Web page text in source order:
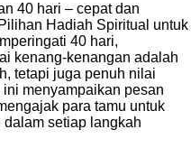
40 hari – cepat dan
Hadiah Spiritual untuk
40 hari,
kenang-kenangan adalah
tetapi juga penuh nilai
menyampaikan pesan
para tamu untuk
setiap langkah